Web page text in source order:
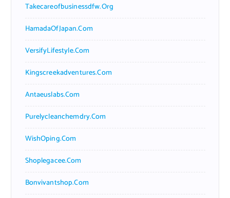
Takecareofbusinessdfw.org
HamadaOfJapan.com
VersifyLifestyle.com
Kingscreekadventures.com
Antaeuslabs.com
Purelycleanchemdry.com
WishOping.com
Shoplegacee.com
Bonvivantshop.com